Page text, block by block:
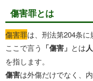
傷害罪とは
傷害罪は、刑法第204条に
ここで言う
「傷害」 とは
を指します。
傷害は外傷だけでなく、